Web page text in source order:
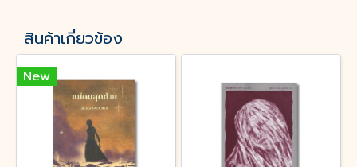
สินค้าเกี่ยวข้อง
New